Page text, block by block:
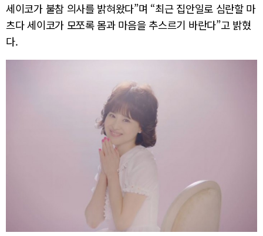
세이코가 불참 의사를 밝혀왔다”며 “최근 집안일로 심란할 마
츠다 세이코가 모쪼록 몸과 마음을 추스르기 바란다”고 밝혔
다.